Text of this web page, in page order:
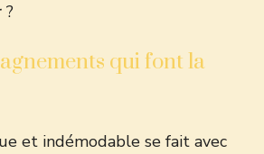
?
qui font la
et indémodable se fait avec